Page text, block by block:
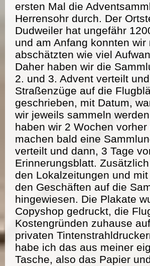
ersten Mal die
Herrensohr durch. Der
Dudweiler hat ungefähr
und am Anfang konnten wir
abschätzten wie viel
Daher haben wir die
2. und 3. Advent verteilt
Straßenzüge auf die
geschrieben, mit Datum,
wir jeweils sammeln
haben wir 2 Wochen vorher
machen bald eine
verteilt und dann, 3 Tage
Erinnerungsblatt.
den Lokalzeitungen und
den Geschäften auf die
hingewiesen. Die Plakate
Copyshop gedruckt, die
Kostengründen zuhause
privaten
habe ich das aus meiner
Tasche, also das Papier